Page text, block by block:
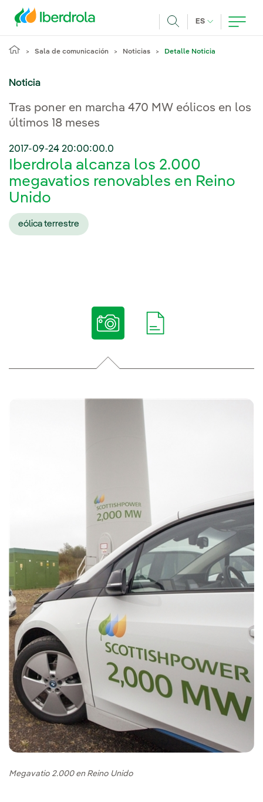
ES IDIOMA
Sala de comunicación Noticias Detalle Noticia
Noticia
Tras poner en marcha 470 MW eólicos en los
últimos 18 meses
2017-09-24 20:00:00.0
Iberdrola alcanza los 2.000
megavatios renovables en Reino
Unido
eólica terrestre
Megavatio 2.000 en Reino Unido